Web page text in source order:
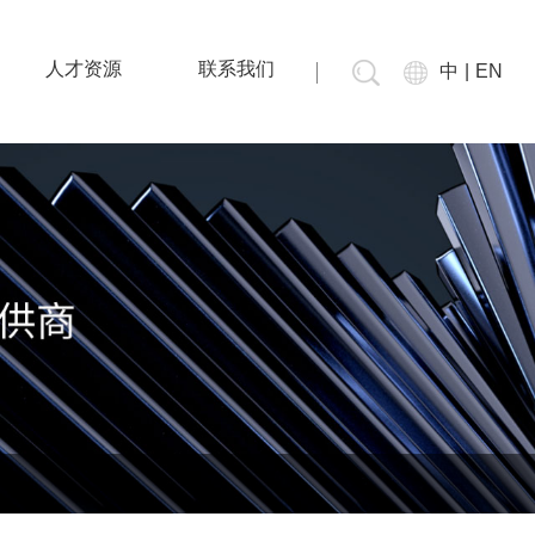
中 EN
人才资源 联系我们